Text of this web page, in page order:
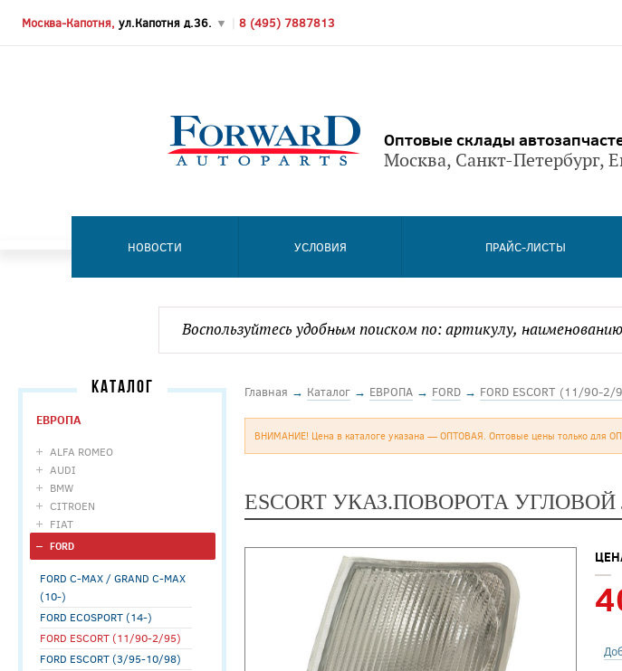
Москва-Капотня, ул.Капотня д.36. ▼ 8 (495) 7887813
Оптовые склады
Москва, Санкт-Петербург,
НОВОСТИ УСЛОВИЯ ПРАЙС-ЛИСТЫ
КАТАЛОГ
ЕВРОПА
ALFA ROMEO
AUDI
BMW
CITROEN
FIAT
FORD
FORD C-MAX / GRAND C-MAX
(10-)
FORD ECOSPORT (14-)
FORD ESCORT (11/90-2/95)
FORD ESCORT (3/95-10/98)
Главная → Каталог → ЕВРОПА → FORD → FORD ESCORT (11/90-2/
ВНИМАНИЕ! Цена в каталоге указана — ОПТОВАЯ. Оптовые цены только для
ESCORT УКАЗ.ПОВОРОТА УГЛОВОЙ